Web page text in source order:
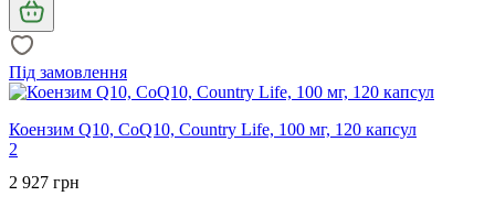
Під замовлення
Коензим Q10, CoQ10, Country Life, 100 мг, 120 капсул
2
2 927 грн